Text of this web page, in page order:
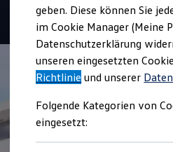
Kompaktwagen
Sportwagen
Schnell verfügbare Fahrzeuge
Angebote und Produkte
Aktuelle Angebote
E-Auto-Förderung
Volkswagen Marktplatz
Junge
Volkswagen
Zubehör- und
4.8|49
geben. Diese können Sie
im Cookie Manager (Meine
Datenschutzerklärung
unseren eingesetzten
Richtlinie und unserer
Folgende Kategorien von
eingesetzt: